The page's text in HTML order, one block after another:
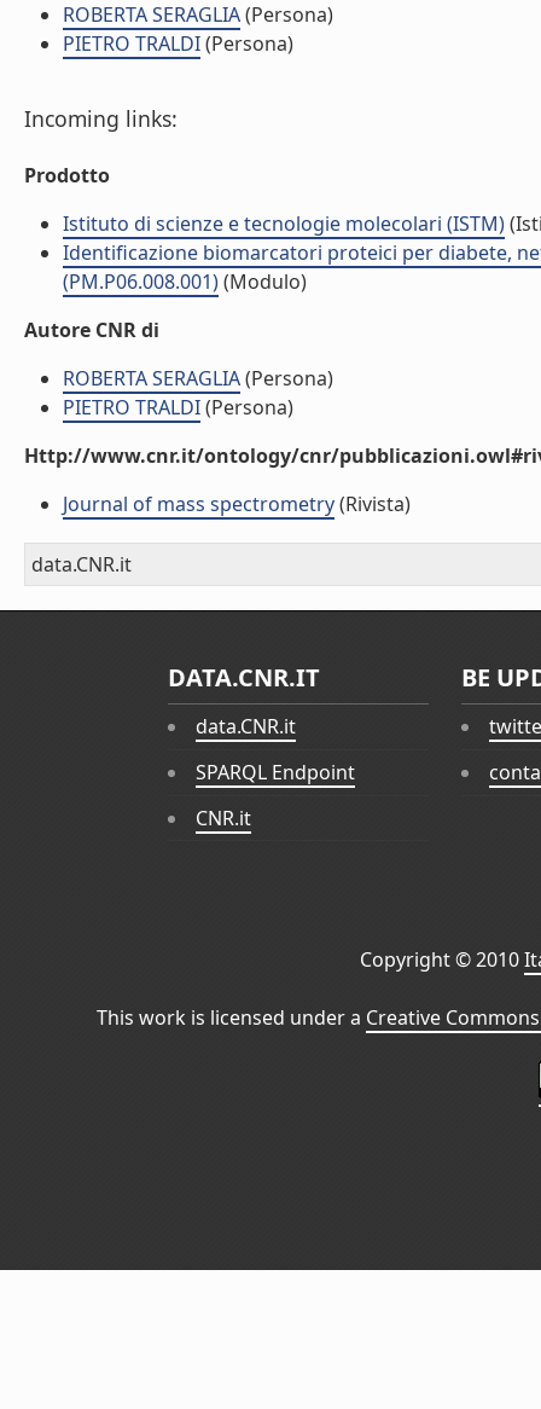
ROBERTA SERAGLIA(Persona)
PIETRO TRALDI(Persona)
Incoming links:
Prodotto
Istituto di scienze e tecnologie molecolari (ISTM)
Identificazione biomarcatori proteici per diabete,
(PM.P06.008.001)(Modulo)
Autore CNR di
ROBERTA SERAGLIA(Persona)
PIETRO TRALDI(Persona)
Http://www.cnr.it/ontology/cnr/
Journal of mass spectrometry(Rivista)
data.CNR.it
DATA.CNR.IT
data.CNR.it
SPARQL Endpoint
CNR.it
BE
Copyright © 2010
This work is licensed under a Creative